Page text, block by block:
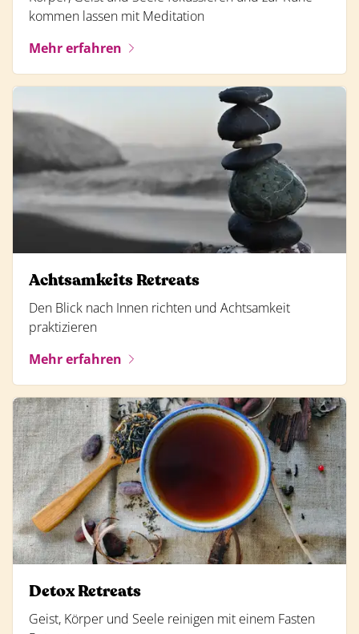
kommen lassen mit Meditation
Mehr erfahren
Achtsamkeits Retreats
Den Blick nach Innen richten und Achtsamkeit
praktizieren
Mehr erfahren
Detox Retreats
Geist, Körper und Seele reinigen mit einem Fasten